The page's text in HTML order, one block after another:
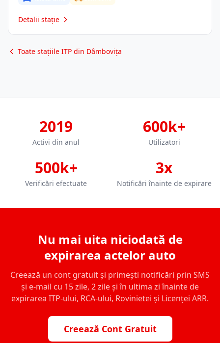
Detalii stație
Toate stațiile ITP din Dâmbovița
2019
Activi din anul
600k+
Utilizatori
500k+
Verificări efectuate
3x
Notificări înainte de expirare
Nu mai uita niciodată de
expirarea actelor auto
Creează un cont gratuit și primești notificări prin SMS
și e-mail cu 15 zile, 2 zile și în ultima zi înainte de
expirarea ITP-ului, RCA-ului, Rovinietei și Licenței ARR.
Creează Cont Gratuit